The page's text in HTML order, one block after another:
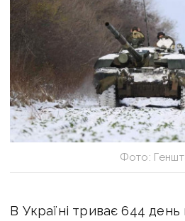
Фото:
В Україні триває 644 день